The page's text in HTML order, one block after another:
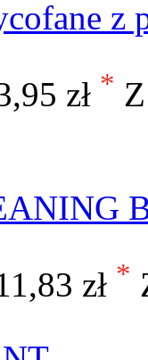
z
zł *
zł *